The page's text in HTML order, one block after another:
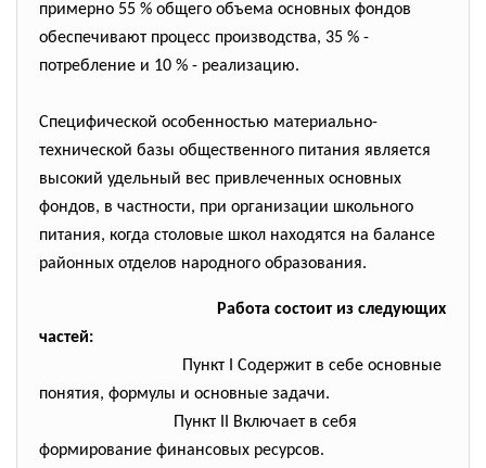
примерно 55 % общего объема основных фондов
обеспечивают процесс производства, 35 % -
потребление и 10 % - реализацию.
Специфической особенностью материально-
технической базы общественного питания является
высокий удельный вес привлеченных основных
фондов, в частности, при организации школьного
питания, когда столовые школ находятся на балансе
районных отделов народного образования.
Работа состоит из следующих
частей:
Пункт I Содержит в себе основные
понятия, формулы и основные задачи.
Пункт II Включает в себя
формирование финансовых ресурсов.